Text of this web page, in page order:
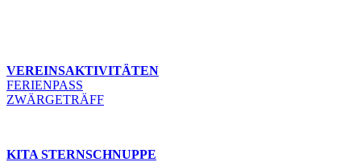
VEREINSAKTIVITÄTEN
FERIENPASS
ZWÄRGETRÄFF
KITA STERNSCHNUPPE